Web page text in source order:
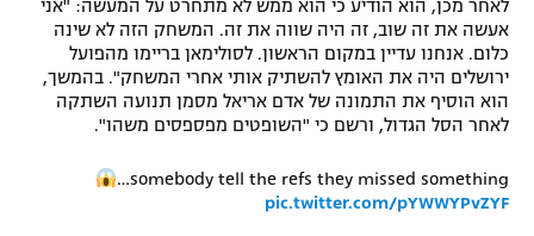
לוח דרושים – ג'ובנט
תגיות
לאחר מכן, הוא הודיע כי הוא ממש לא מתחרט על המעשה: "אני
אעשה את זה שוב, זה היה שווה את זה. המשחק הזה לא שינה
כלום. אנחנו עדיין במקום הראשון. לסולימאן בריימו מהפועל
ירושלים היה את האומץ להשתיק אותי אחרי המשחק". בהמשך,
הוא הוסיף את התמונה של אדם אריאל מסמן תנועה השתקה
לאחר הסל הגדול, ורשם כי "השופטים מפספסים משהו".
…somebody tell the refs they missed something
pic.twitter.com/pYWWYPvZYF